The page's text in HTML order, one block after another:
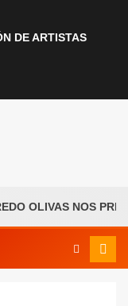
DE ARTISTAS
OLIVAS NOS